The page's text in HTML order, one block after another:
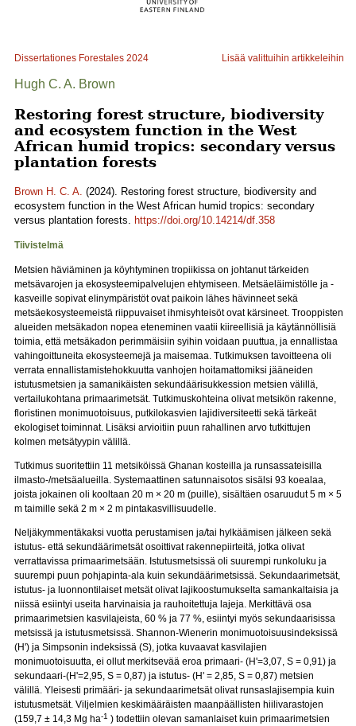
Dissertationes Forestales 2024 Lisää valittuihin artikkeleihin
Hugh C. A. Brown
Restoring forest structure, biodiversity
and ecosystem function in the West
African humid tropics: secondary versus
plantation forests
Brown H. C. A. (2024). Restoring forest structure, biodiversity and
ecosystem function in the West African humid tropics: secondary
versus plantation forests. https://doi.org/10.14214/df.358
Tiivistelmä
Metsien häviäminen ja köyhtyminen tropiikissa on johtanut tärkeiden
metsävarojen ja ekosysteemipalvelujen ehtymiseen. Metsäeläimistölle ja -
kasveille sopivat elinympäristöt ovat paikoin lähes hävinneet sekä
metsäekosysteemeistä riippuvaiset ihmisyhteisöt ovat kärsineet. Trooppisten
alueiden metsäkadon nopea eteneminen vaatii kiireellisiä ja käytännöllisiä
toimia, että metsäkadon perimmäisiin syihin voidaan puuttua, ja ennallistaa
vahingoittuneita ekosysteemejä ja maisemaa. Tutkimuksen tavoitteena oli
verrata ennallistamistehokkuutta vanhojen hoitamattomiksi jääneiden
istutusmetsien ja samanikäisten sekundäärisukkession metsien välillä,
vertailukohtana primaarimetsät. Tutkimuskohteina olivat metsikön rakenne,
floristinen monimuotoisuus, putkilokasvien lajidiversiteetti sekä tärkeät
ekologiset toiminnat. Lisäksi arvioitiin puun rahallinen arvo tutkittujen
kolmen metsätyypin välillä.
Tutkimus suoritettiin 11 metsiköissä Ghanan kosteilla ja runsassateisilla
ilmasto-/metsäalueilla. Systemaattinen satunnaisotos sisälsi 93 koealaa,
joista jokainen oli kooltaan 20 m × 20 m (puille), sisältäen osaruudut 5 m × 5
m taimille sekä 2 m × 2 m pintakasvillisuudelle.
Neljäkymmentäkaksi vuotta perustamisen ja/tai hylkäämisen jälkeen sekä
istutus- että sekundäärimetsät osoittivat rakennepiirteitä, jotka olivat
verrattavissa primaarimetsään. Istutusmetsissä oli suurempi runkoluku ja
suurempi puun pohjapinta-ala kuin sekundäärimetsissä. Sekundaarimetsät,
istutus- ja luonnontilaiset metsät olivat lajikoostumukselta samankaltaisia ja
niissä esiintyi useita harvinaisia ja rauhoitettuja lajeja. Merkittävä osa
primaarimetsien kasvilajeista, 60 % ja 77 %, esiintyi myös sekundaarisissa
metsissä ja istutusmetsissä. Shannon-Wienerin monimuotoisuusindeksissä
(H') ja Simpsonin indeksissä (S), jotka kuvaavat kasvilajien
monimuotoisuutta, ei ollut merkitsevää eroa primaari- (H'=3,07, S = 0,91) ja
sekundaari-(H'=2,95, S = 0,87) ja istutus- (H' = 2,85, S = 0,87) metsien
välillä. Yleisesti primääri- ja sekundaarimetsät olivat runsaslajisempia kuin
istutusmetsät. Viljelmien keskimääräisten maanpäällisten hiilivarastojen
(159,7 ± 14,3 Mg ha-1 ) todettiin olevan samanlaiset kuin primaarimetsien